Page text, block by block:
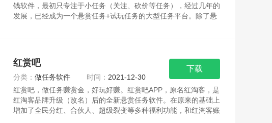
钱软件，最初只专注于小任务（关注、砍价等任务），经过几年的
发展，已经成为一个悬赏任务+试玩任务的大型任务平台。除了悬
红赏吧
分类： 做任务软件 时间： 2021-12-30
红赏吧，做任务赚赏金，好玩好赚。红赏吧APP，原名红淘客，是
红淘客品牌升级（改名）后的全新悬赏任务软件。在原来的基础上
增加了全民分红、合伙人、超级裂变等多种福利功能，和红淘客账
下载